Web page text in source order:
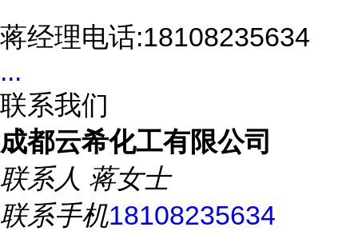
蒋经理电话:18108235634
...
联系我们
成都云希化工有限公司
联系人 蒋女士
联系手机18108235634